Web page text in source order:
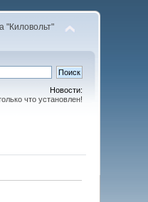
"Киловольт"
Новости:
что установлен!